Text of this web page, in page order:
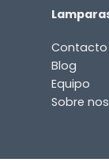
Contacto
Blog
Equipo
Sobre